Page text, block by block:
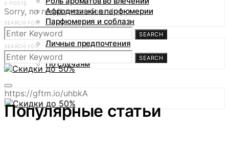
Афродизиаки в парфюмерии
Парфюмерия и соблазн
Аромагид
Личные предпочтения
По сезонам
По случаям
https://gftm.io/uhbkA
0 POSTS
Sorry, no results were found.
SEARCH FOR:
SEARCH
SEARCH FOR:
SEARCH
Популярные статьи